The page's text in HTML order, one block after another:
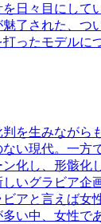
日々目にして
了された、つ
ったモデルに
判を生みながら
い現代。一方
ン化し、形骸化
いグラビア企
ビアと言えば女
い中、女性で